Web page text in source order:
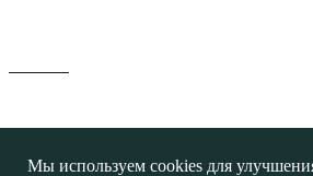
Мы используем cookies для